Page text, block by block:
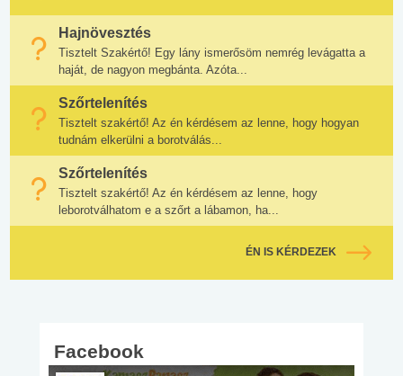
Hajnövesztés
Tisztelt Szakértő! Egy lány ismerősöm nemrég levágatta a
haját, de nagyon megbánta. Azóta...
Szőrtelenítés
Tisztelt szakértő! Az én kérdésem az lenne, hogy hogyan
tudnám elkerülni a borotválás...
Szőrtelenítés
Tisztelt szakértő! Az én kérdésem az lenne, hogy
leborotválhatom e a szőrt a lábamon, ha...
ÉN IS KÉRDEZEK
Facebook